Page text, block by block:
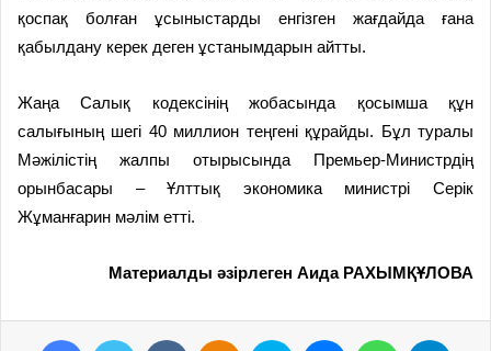
қоспақ болған ұсыныстарды енгізген жағдайда ғана
қабылдану керек деген ұстанымдарын айтты.
Жаңа Салық кодексінің жобасында қосымша құн
салығының шегі 40 миллион теңгені құрайды. Бұл туралы
Мәжілістің жалпы отырысында Премьер-Министрдің
орынбасары – Ұлттық экономика министрі Серік
Жұманғарин мәлім етті.
Материалды әзірлеген Аида РАХЫМҚҰЛОВА